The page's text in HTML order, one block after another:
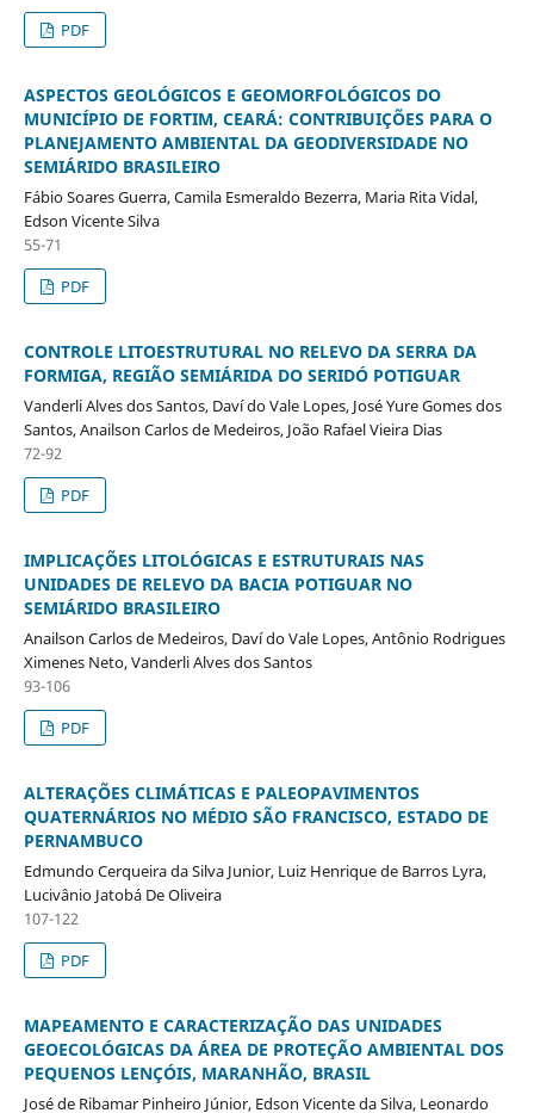
PDF
ASPECTOS GEOLÓGICOS E GEOMORFOLÓGICOS DO
MUNICÍPIO DE FORTIM, CEARÁ: CONTRIBUIÇÕES PARA O
PLANEJAMENTO AMBIENTAL DA GEODIVERSIDADE NO
SEMIÁRIDO BRASILEIRO
Fábio Soares Guerra, Camila Esmeraldo Bezerra, Maria Rita Vidal,
Edson Vicente Silva
55-71
PDF
CONTROLE LITOESTRUTURAL NO RELEVO DA SERRA DA
FORMIGA, REGIÃO SEMIÁRIDA DO SERIDÓ POTIGUAR
Vanderli Alves dos Santos, Daví do Vale Lopes, José Yure Gomes dos
Santos, Anailson Carlos de Medeiros, João Rafael Vieira Dias
72-92
PDF
IMPLICAÇÕES LITOLÓGICAS E ESTRUTURAIS NAS
UNIDADES DE RELEVO DA BACIA POTIGUAR NO
SEMIÁRIDO BRASILEIRO
Anailson Carlos de Medeiros, Daví do Vale Lopes, Antônio Rodrigues
Ximenes Neto, Vanderli Alves dos Santos
93-106
PDF
ALTERAÇÕES CLIMÁTICAS E PALEOPAVIMENTOS
QUATERNÁRIOS NO MÉDIO SÃO FRANCISCO, ESTADO DE
PERNAMBUCO
Edmundo Cerqueira da Silva Junior, Luiz Henrique de Barros Lyra,
Lucivânio Jatobá De Oliveira
107-122
PDF
MAPEAMENTO E CARACTERIZAÇÃO DAS UNIDADES
GEOECOLÓGICAS DA ÁREA DE PROTEÇÃO AMBIENTAL DOS
PEQUENOS LENÇÓIS, MARANHÃO, BRASIL
José de Ribamar Pinheiro Júnior, Edson Vicente da Silva, Leonardo